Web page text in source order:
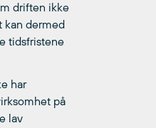
driften ikke
kan dermed
tidsfristene
har
på
lav